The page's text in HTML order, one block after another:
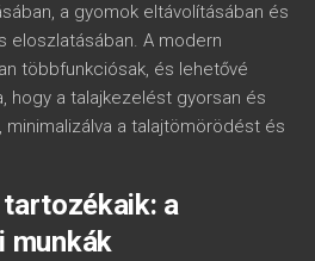
a gyomok eltávolításában és
eloszlatásában. A modern
többfunkciósak, és lehetővé
hogy a talajkezelést gyorsan és
minimalizálva a talajtömörödést és
a
munkák